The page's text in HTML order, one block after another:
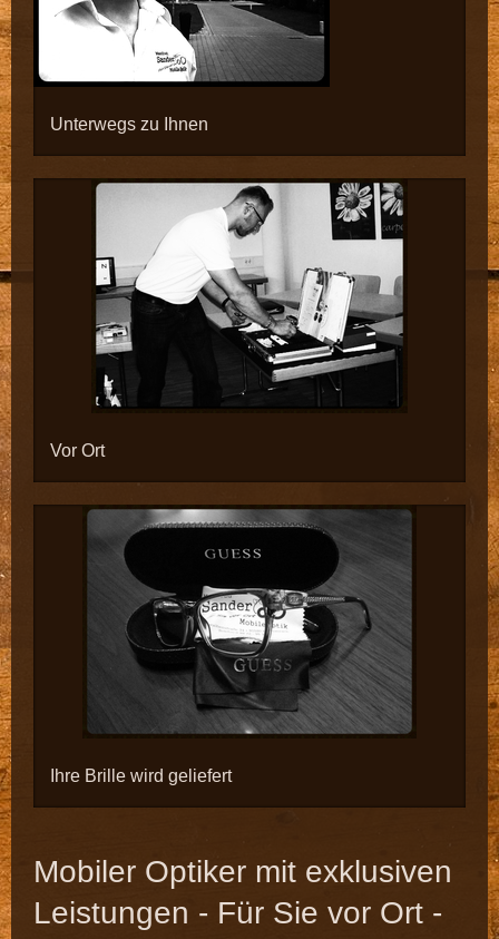
Unterwegs zu Ihnen
Vor Ort
Ihre Brille wird geliefert
Mobiler Optiker mit exklusiven
Leistungen - Für Sie vor Ort -